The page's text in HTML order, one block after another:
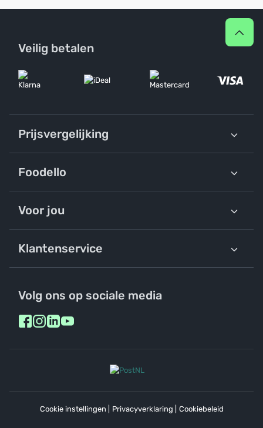
Veilig betalen
Prijsvergelijking
Foodello
Voor jou
Klantenservice
Volg ons op sociale media
Cookie instellingen Privacyverklaring Cookiebeleid